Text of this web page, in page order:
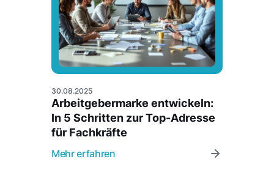
30.08.2025
Arbeitgebermarke entwickeln:
In 5 Schritten zur Top-Adresse
für Fachkräfte
Mehr erfahren